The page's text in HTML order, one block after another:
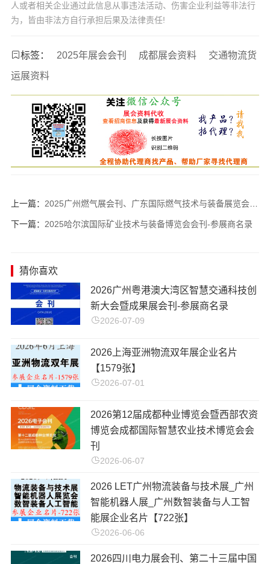
人或者相关企业通过此信息从事违法活动、伤害企业利益等非法行
为，皆由非法方自行承担后果及法律责任!
标签： 2025年展会会刊 成都展会资料
交通物流货
运展资料
上一篇： 2025广州燃气展会刊、广东国际燃气技术与装备展览会参展商名录
下一篇： 2025哈尔滨国际矿业技术与装备博览会会刊-参展商名录
猜你喜欢
2026广州粤港澳大湾区智慧交通科技创
新大会暨成果展会刊-参展商名录
2026-07-09
2026上海亚洲物流双年展企业名片
【1579张】
2026-07-01
2026第12届成都种业博览会暨西部农资
博览会成都国际智慧农业技术博览会会
刊
2026-06-07
2026 LET广州物流装备与技术展_广州
智能机器人展_广州数智装备与人工智
能展企业名片【722张】
2026-06-06
2026四川电力展会刊、第二十三届中国